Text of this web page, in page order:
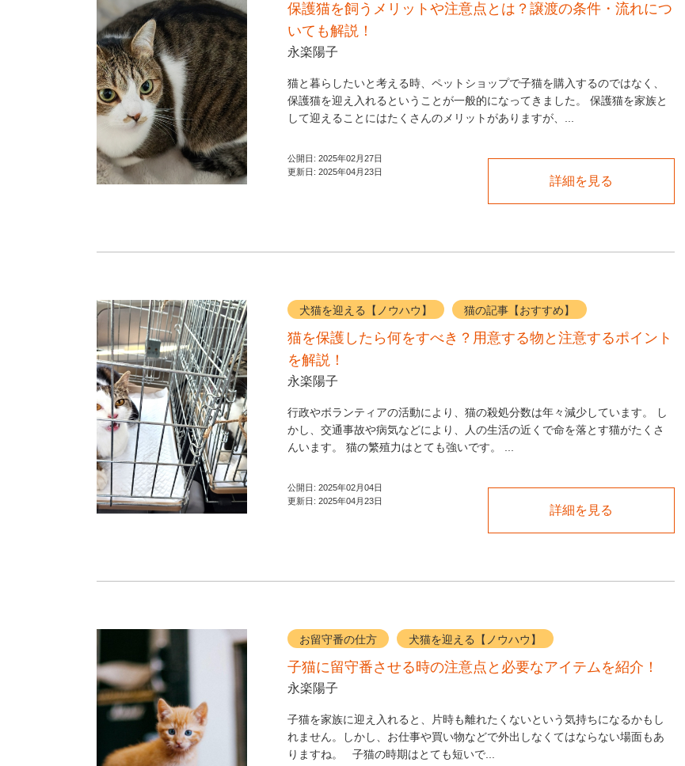
保護猫を飼うメリットや注意点とは？譲渡の条件・流れにつ
いても解説！
永楽陽子
猫と暮らしたいと考える時、ペットショップで子猫を購入するのではなく、
保護猫を迎え入れるということが一般的になってきました。 保護猫を家族と
して迎えることにはたくさんのメリットがありますが、...
公開日: 2025年02月27日
更新日: 2025年04月23日
詳細を見る
犬猫を迎える【ノウハウ】 猫の記事【おすすめ】
猫を保護したら何をすべき？用意する物と注意するポイント
を解説！
永楽陽子
行政やボランティアの活動により、猫の殺処分数は年々減少しています。 し
かし、交通事故や病気などにより、人の生活の近くで命を落とす猫がたくさ
んいます。 猫の繁殖力はとても強いです。 ...
公開日: 2025年02月04日
更新日: 2025年04月23日
詳細を見る
お留守番の仕方 犬猫を迎える【ノウハウ】
子猫に留守番させる時の注意点と必要なアイテムを紹介！
永楽陽子
子猫を家族に迎え入れると、片時も離れたくないという気持ちになるかもし
れません。しかし、お仕事や買い物などで外出しなくてはならない場面もあ
りますね。 子猫の時期はとても短いで...